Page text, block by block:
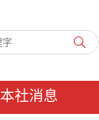
本社消息